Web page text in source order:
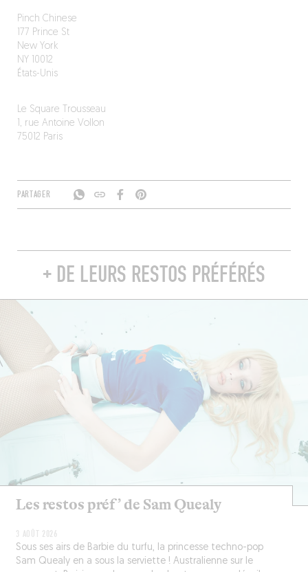
Pinch Chinese
177 Prince St
New York
NY 10012
États-Unis
Le Square Trousseau
1, rue Antoine Vollon
75012 Paris
PARTAGER
+ DE LEURS RESTOS PRÉFÉRÉS
Les restos préf’ de Sam Quealy
3 AOÛT 2026
Sous ses airs de Barbie du turfu, la princesse techno-pop
Sam Quealy en a sous la serviette ! Australienne sur le